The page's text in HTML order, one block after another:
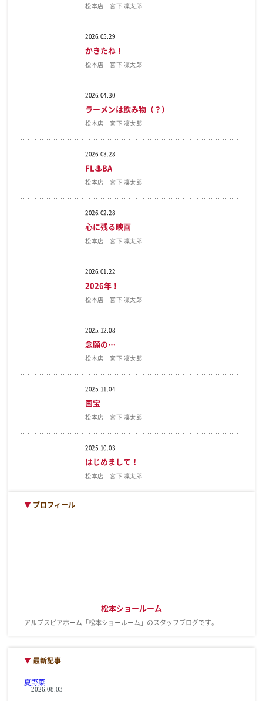
松本店 宮下 凜太郎
2026.05.29
松本店 宮下 凜太郎
かきたね！
2026.04.30
松本店 宮下 凜太郎
ラーメンは飲み物（？）
2026.03.28
松本店 宮下 凜太郎
FL♨BA
2026.02.28
松本店 宮下 凜太郎
心に残る映画
2026.01.22
松本店 宮下 凜太郎
2026年！
2025.12.08
松本店 宮下 凜太郎
念願の…
2025.11.04
松本店 宮下 凜太郎
国宝
2025.10.03
松本店 宮下 凜太郎
はじめまして！
▼プロフィール
松本ショールーム
アルプスピアホーム「松本ショールーム」のスタッフブログです。
▼最新記事
夏野菜
2026.08.03